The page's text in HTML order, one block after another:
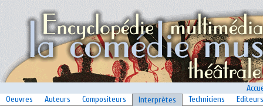
Oeuvres
Auteurs Compositeurs Interprètes Techniciens
Editeurs